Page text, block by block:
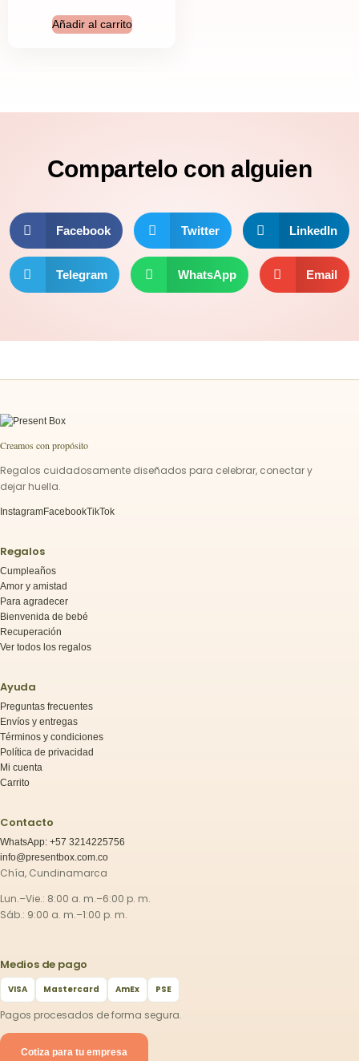
Añadir al carrito
Compartelo con alguien
Facebook Twitter LinkedIn
Telegram WhatsApp Email
Creamos con propósito
Regalos cuidadosamente diseñados para celebrar, conectar y
dejar huella.
InstagramFacebookTikTok
Regalos
Cumpleaños
Amor y amistad
Para agradecer
Bienvenida de bebé
Recuperación
Ver todos los regalos
Ayuda
Preguntas frecuentes
Envíos y entregas
Términos y condiciones
Política de privacidad
Mi cuenta
Carrito
Contacto
WhatsApp: +57 3214225756
info@presentbox.com.co
Chía, Cundinamarca
Lun.–Vie.: 8:00 a. m.–6:00 p. m.
Sáb.: 9:00 a. m.–1:00 p. m.
Medios de pago
VISA Mastercard AmEx PSE
Pagos procesados de forma segura.
Cotiza para tu empresa